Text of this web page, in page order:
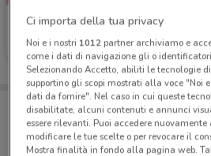
Original Marines
Scade il 19/05 17 km
Porta DoveConviene
Puoi trovare le migliori
salvarle e creare la tua lista
dal tuo cellulare.
Ci importa della tua privacy
Noi e i nostri 1012partner archiviamo e
come i dati di navigazione gli o
Selezionando Accetto, abiliti le tecnologie
supportino gli scopi mostrati alla voce "Noi
dati da fornire". Nel caso in cui queste
disabilitate, alcuni contenuti e annunci
essere rilevanti. Puoi accedere nuovamente
modificare le tue scelte o per revocare il
Mostra finalità in fondo alla pagina web.